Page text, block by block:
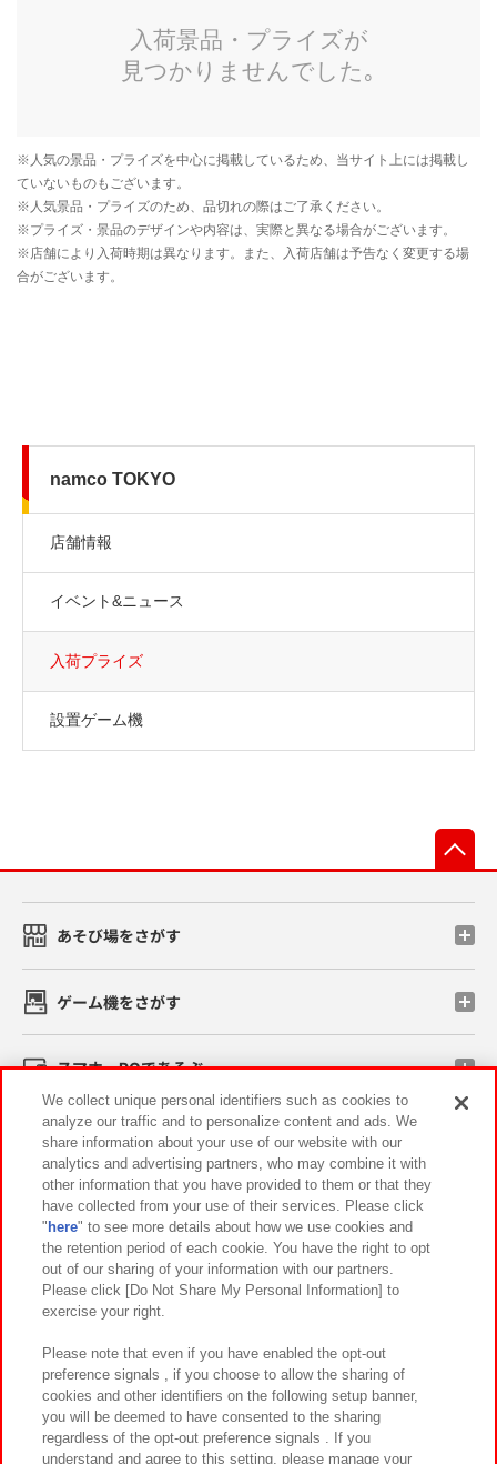
namco TOKYO
店舗情報
イベント&ニュース
入荷プライズ
設置ゲーム機
あそび場をさがす
ゲーム機をさがす
スマホ・PCであそぶ
イベント・キャンペーン
関連会社 サステナビリティ サイトポリシー
プライバシーポリシー ウェブアクセシビリティ方針と検証結果
お取引先さまとともに
カスタマーハラスメント対応方針 よくあるご質問・お問い合わせ
We collect unique personal identifiers such as cookies to
analyze our traffic and to personalize content and ads. We
share information about your use of our website with our
analytics and advertising partners, who may combine it with
other information that you have provided to them or that they
have collected from your use of their services. Please click
" here" to see more details about how we use cookies and
the retention period of each cookie. You have the right to opt
out of our sharing of your information with our partners.
Please click [Do Not Share My Personal Information] to
exercise your right.
Please note that even if you have enabled the opt-out
preference signals , if you choose to allow the sharing of
cookies and other identifiers on the following setup banner,
you will be deemed to have consented to the sharing
regardless of the opt-out preference signals . If you
understand and agree to this setting, please manage your